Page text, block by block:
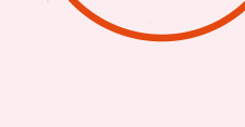
„Unsere